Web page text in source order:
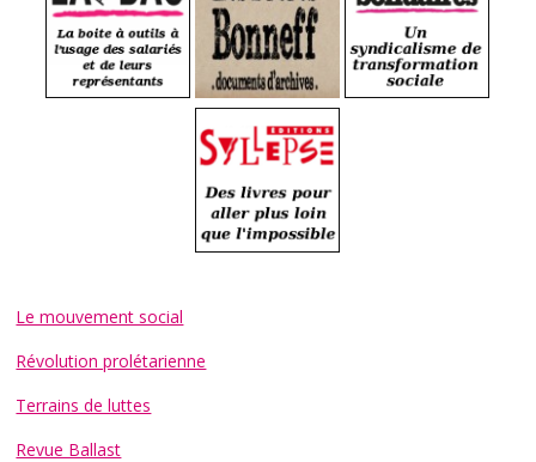
Le mouvement social
Révolution prolétarienne
Terrains de luttes
Revue Ballast